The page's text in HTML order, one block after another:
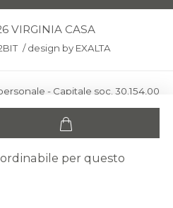
per questo
VIRGINIA CASA
/design by EXALTA
- Capitale soc. 30.154,00
50025 Montespertoli, loc. Anselmo